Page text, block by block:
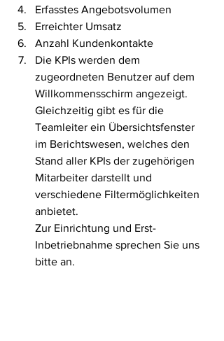
Erfasstes Angebotsvolumen
Erreichter Umsatz
Anzahl Kundenkontakte
Die KPIs werden dem
zugeordneten Benutzer auf dem
Willkommensschirm angezeigt.
Gleichzeitig gibt es für die
Teamleiter ein Übersichtsfenster
im Berichtswesen, welches den
Stand aller KPIs der zugehörigen
Mitarbeiter darstellt und
verschiedene Filtermöglichkeiten
anbietet.
Zur Einrichtung und Erst-
Inbetriebnahme sprechen Sie uns
bitte an.